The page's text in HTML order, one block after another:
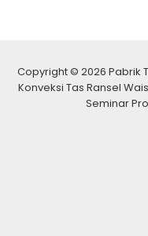
Copyright © 2026 Pabrik
Konveksi Tas Ransel
Seminar